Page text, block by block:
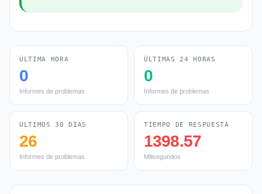
ÚLTIMA HORA
0
Informes de problemas
ÚLTIMAS 24 HORAS
0
Informes de problemas
ÚLTIMOS 30 DÍAS
26
Informes de problemas
TIEMPO DE RESPUESTA
1398.57
Milisegundos